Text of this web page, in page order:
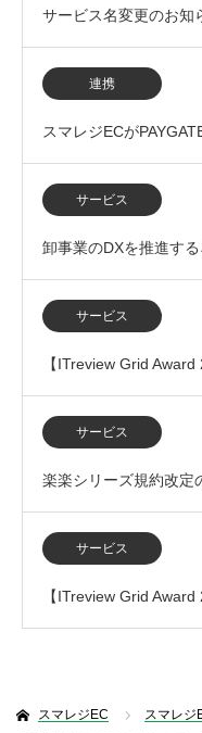
サービス名変更のお知
連携
スマレジECが
サービス
卸事業のDXを推進す
の業務提携を開始
サービス
【ITreview Grid
ステム部門で「L…
サービス
楽楽シリーズ規約改定
サービス
【ITreview Grid
スマレジEC スマレジ